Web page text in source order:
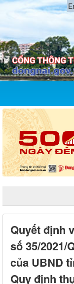
Quyết định
số 35/2021/
của UBND
Quy định